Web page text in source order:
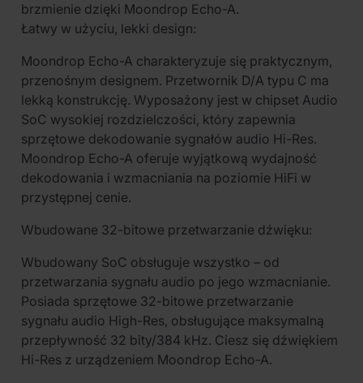
brzmienie dzięki Moondrop Echo-A.
Łatwy w użyciu, lekki design:
Moondrop Echo-A charakteryzuje się praktycznym,
przenośnym designem. Przetwornik D/A typu C ma
lekką konstrukcję. Wyposażony jest w chipset Audio
SoC wysokiej rozdzielczości, który zapewnia
sprzętowe dekodowanie sygnałów audio Hi-Res.
Moondrop Echo-A oferuje wyjątkową wydajność
dekodowania i wzmacniania na poziomie HiFi w
przystępnej cenie.
Wbudowane 32-bitowe przetwarzanie dźwięku:
Wbudowany SoC obsługuje wszystko – od
przetwarzania sygnału audio po jego wzmacnianie.
Posiada sprzętowe 32-bitowe przetwarzanie
sygnału audio High-Res, obsługujące maksymalną
przepływność 32 bity/384 kHz. Ciesz się dźwiękiem
Hi-Res z urządzeniem Moondrop Echo-A.